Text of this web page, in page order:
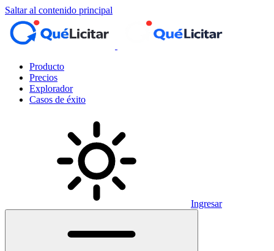
Saltar al contenido principal
Producto
Precios
Explorador
Casos de éxito
Ingresar